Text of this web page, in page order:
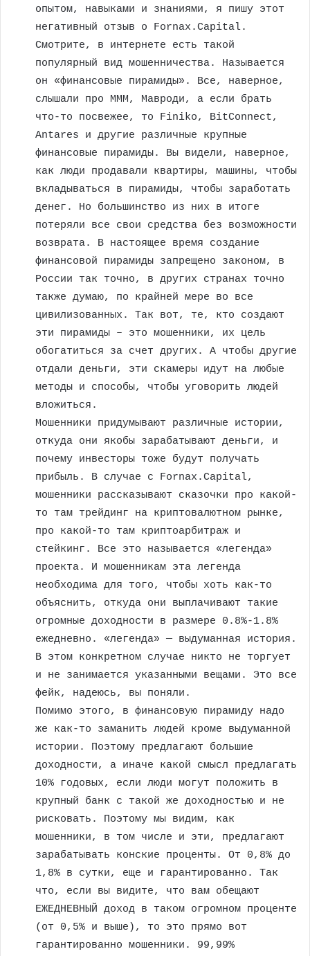
опытом, навыками и знаниями, я пишу этот
негативный отзыв о Fornax.Capital.
Смотрите, в интернете есть такой
популярный вид мошенничества. Называется
он «финансовые пирамиды». Все, наверное,
слышали про МММ, Мавроди, а если брать
что-то посвежее, то Finiko, BitConnect,
Antares и другие различные крупные
финансовые пирамиды. Вы видели, наверное,
как люди продавали квартиры, машины, чтобы
вкладываться в пирамиды, чтобы заработать
денег. Но большинство из них в итоге
потеряли все свои средства без возможности
возврата. В настоящее время создание
финансовой пирамиды запрещено законом, в
России так точно, в других странах точно
также думаю, по крайней мере во все
цивилизованных. Так вот, те, кто создают
эти пирамиды – это мошенники, их цель
обогатиться за счет других. А чтобы другие
отдали деньги, эти скамеры идут на любые
методы и способы, чтобы уговорить людей
вложиться.
Мошенники придумывают различные истории,
откуда они якобы зарабатывают деньги, и
почему инвесторы тоже будут получать
прибыль. В случае с Fornax.Capital,
мошенники рассказывают сказочки про какой-
то там трейдинг на криптовалютном рынке,
про какой-то там криптоарбитраж и
стейкинг. Все это называется «легенда»
проекта. И мошенникам эта легенда
необходима для того, чтобы хоть как-то
объяснить, откуда они выплачивают такие
огромные доходности в размере 0.8%-1.8%
ежедневно. «легенда» — выдуманная история.
В этом конкретном случае никто не торгует
и не занимается указанными вещами. Это все
фейк, надеюсь, вы поняли.
Помимо этого, в финансовую пирамиду надо
же как-то заманить людей кроме выдуманной
истории. Поэтому предлагают большие
доходности, а иначе какой смысл предлагать
10% годовых, если люди могут положить в
крупный банк с такой же доходностью и не
рисковать. Поэтому мы видим, как
мошенники, в том числе и эти, предлагают
зарабатывать конские проценты. От 0,8% до
1,8% в сутки, еще и гарантированно. Так
что, если вы видите, что вам обещают
ЕЖЕДНЕВНЫЙ доход в таком огромном проценте
(от 0,5% и выше), то это прямо вот
гарантированно мошенники. 99,99%